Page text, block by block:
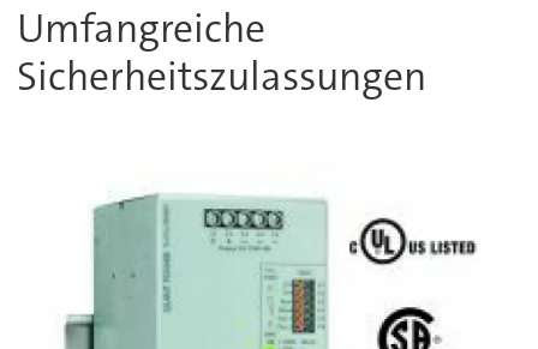
Umfangreiche
Sicherheitszulassungen